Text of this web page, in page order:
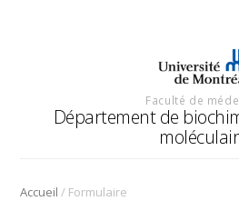
Faculté de
Département de
Accueil / Formulaire